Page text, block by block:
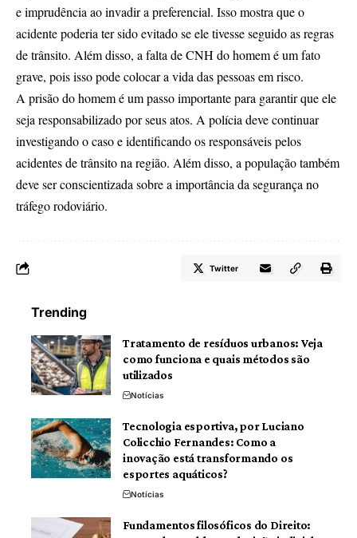
e imprudência ao invadir a preferencial. Isso mostra que o
acidente poderia ter sido evitado se ele tivesse seguido as regras
de trânsito. Além disso, a falta de CNH do homem é um fato
grave, pois isso pode colocar a vida das pessoas em risco.
A prisão do homem é um passo importante para garantir que ele
seja responsabilizado por seus atos. A polícia deve continuar
investigando o caso e identificando os responsáveis pelos
acidentes de trânsito na região. Além disso, a população também
deve ser conscientizada sobre a importância da segurança no
tráfego rodoviário.
Twitter
Trending
Tratamento de resíduos urbanos: Veja
como funciona e quais métodos são
utilizados
Notícias
Tecnologia esportiva, por Luciano
Colicchio Fernandes: Como a
inovação está transformando os
esportes aquáticos?
Notícias
Fundamentos filosóficos do Direito: